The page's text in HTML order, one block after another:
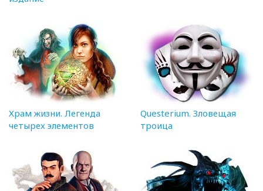
Храм жизни. Легенда
четырех элементов
Questerium. Зловещая
троица